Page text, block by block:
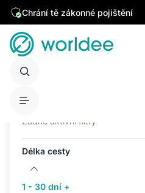
Chrání tě zákonné pojištění
Žádné aktivní filtry
Délka cesty
1 - 30 dní +